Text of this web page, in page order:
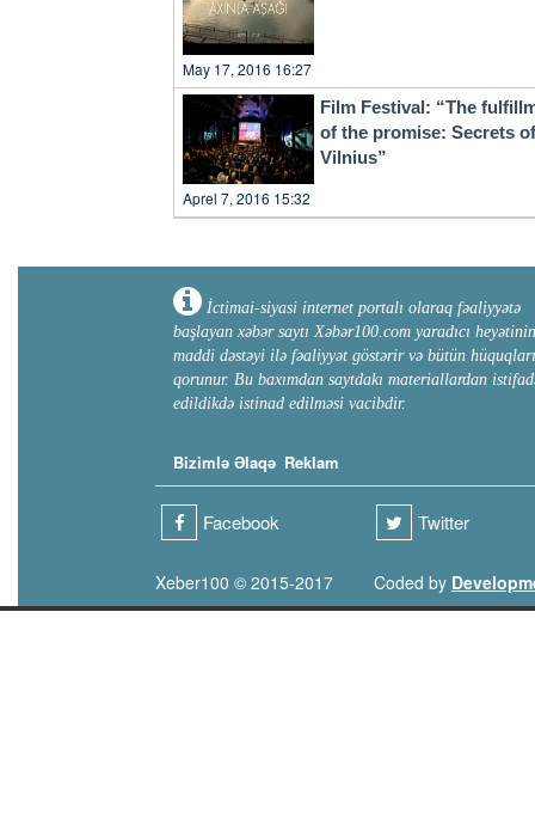
May 17, 2016 16:27
Film Festival: “The
of the promise: Secrets of
Vilnius”
Aprel 7, 2016 15:32
İctimai-siyasi internet portalı olaraq fəaliyyətə
başlayan xəbər saytı Xəbər100.com yaradıcı heyətinin
maddi dəstəyi ilə fəaliyyət göstərir və bütün hüquqları
qorunur. Bu baxımdan saytdakı materiallardan
edildikdə istinad edilməsi vacibdir.
Bizimlə Əlaqə Reklam
Facebook Twitter
Xeber100 © 2015-2017 Coded by